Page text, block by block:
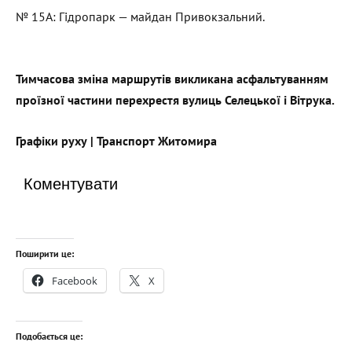
№ 15А: Гідропарк — майдан Привокзальний.
Тимчасова зміна маршрутів викликана асфальтуванням
проїзної частини перехрестя вулиць Селецької і Вітрука.
Графіки руху | Транспорт Житомира
Коментувати
Поширити це:
Facebook X
Подобається це: